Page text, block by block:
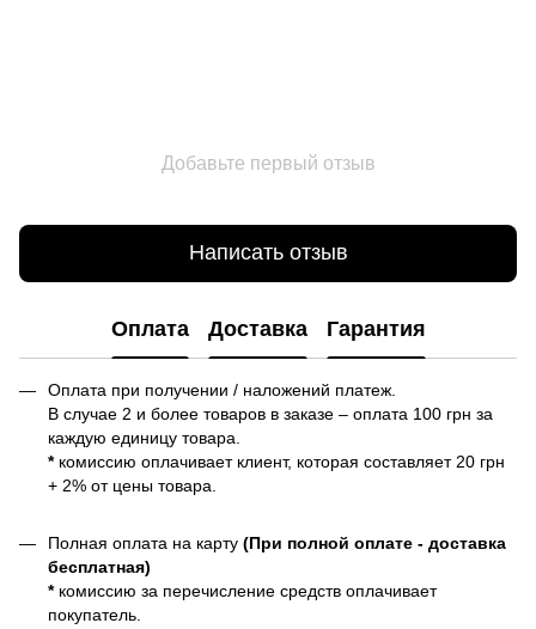
Добавьте первый отзыв
Написать отзыв
Оплата Доставка Гарантия
Оплата при получении / наложений платеж.
В случае 2 и более товаров в заказе – оплата 100 грн за
каждую единицу товара.
* комиссию оплачивает клиент, которая составляет 20 грн
+ 2% от цены товара.
Полная оплата на карту (При полной оплате - доставка
бесплатная)
* комиссию за перечисление средств оплачивает
покупатель.